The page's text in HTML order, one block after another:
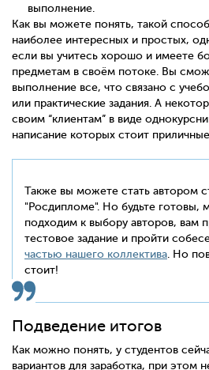
выполнение.
Как вы можете понять, такой
наиболее интересных и простых,
если вы учитесь хорошо и имеете
предметам в своём потоке. Вы
выполнение все, что связано с
или практические задания. А
своим “клиентам” в виде
написание которых стоит
Также вы можете стать автором
"Росдипломе". Но будьте готовы,
подходим к выбору авторов, вам
тестовое задание и пройти
частью нашего коллектива. Но
стоит!
Подведение итогов
Как можно понять, у студентов
вариантов для заработка, при этом